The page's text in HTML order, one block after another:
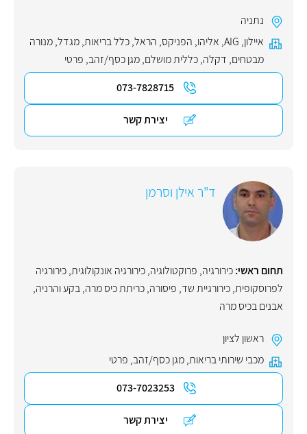
נתניה
איילון,
AIG
, אליהו, הפניקס, הראל,כלל בריאות,מגדל,מנורה
מבטחים, דקלה,כללית מושלם,מגן כסף/זהב, פרטי
073-7828715
יצירת קשר
ד"ר אילן וסרמן
תחום ראשי:כירורגיה, פרוקטולוגיה,כירורגיה אונקולוגית,כירורגיה
לפרוסקופית,כירורגיית שד, פיסורה,כריתת כיס מרה,בקע והרניה,
אבנים בכיס מרה
ראשון לציון
מכבי שירותי בריאות,מגן כסף/זהב, פרטי
073-7023253
יצירת קשר